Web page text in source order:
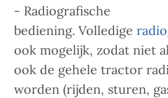
- Radiografische
bediening. Volledige
ook mogelijk, zodat niet
ook de gehele tractor
worden (rijden, sturen,